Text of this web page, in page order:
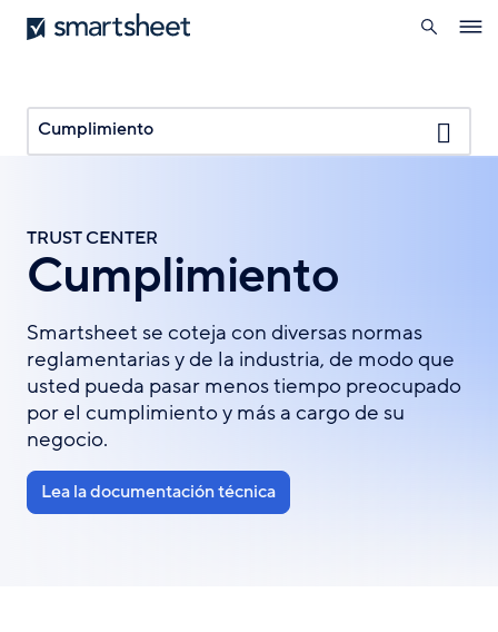
Pasar
al
Smartsheet
búsqueda
Cumplimiento
TRUST CENTER
Cumplimiento
Smartsheet se coteja con diversas normas
reglamentarias y de la industria, de modo que
usted pueda pasar menos tiempo preocupado
por el cumplimiento y más a cargo de su
negocio.
Lea la documentación técnica